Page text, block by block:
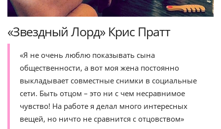
«Звездный Лорд» Крис Пратт
«Я не очень люблю показывать сына
общественности, а вот моя жена постоянно
выкладывает совместные снимки в социальные
сети. Быть отцом – это ни с чем несравнимое
чувство! На работе я делал много интересных
вещей, но ничто не сравнится с отцовством»